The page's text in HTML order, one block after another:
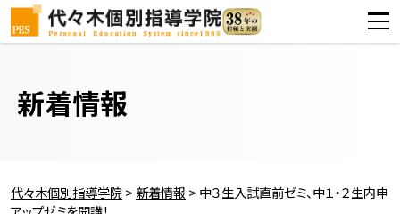
新着情報
代々木個別指導学院> 新着情報 > 中３生入試直前ゼミ、中１・２生内申